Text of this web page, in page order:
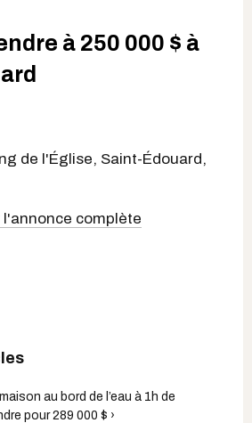
à 250 000 $ à
de l'Église, Saint-Édouard,
complète
au bord de l’eau à 1h de
pour 289 000 $ ›